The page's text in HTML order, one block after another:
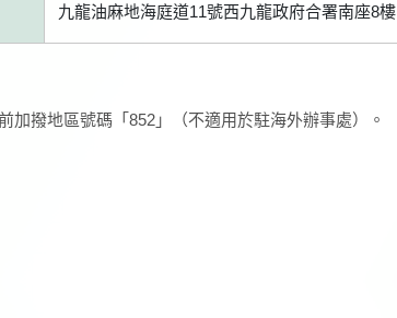
九龍油麻地海庭道11號西九龍政府合署南座8樓
撥地區號碼「852」（不適用於駐海外辦事處）。